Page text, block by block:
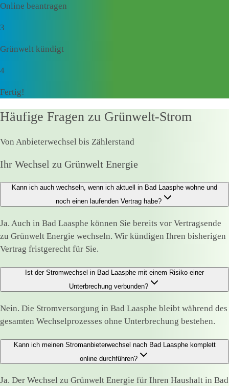
Online beantragen
3
Grünwelt kündigt
4
Fertig!
Häufige Fragen zu Grünwelt-Strom
Von Anbieterwechsel bis Zählerstand
Ihr Wechsel zu Grünwelt Energie
Kann ich auch wechseln, wenn ich aktuell in Bad Laasphe wohne und
noch einen laufenden Vertrag habe?
Ja. Auch in Bad Laasphe können Sie bereits vor Vertragsende
zu Grünwelt Energie wechseln. Wir kündigen Ihren bisherigen
Vertrag fristgerecht für Sie.
Ist der Stromwechsel in Bad Laasphe mit einem Risiko einer
Unterbrechung verbunden?
Nein. Die Stromversorgung in Bad Laasphe bleibt während des
gesamten Wechselprozesses ohne Unterbrechung bestehen.
Kann ich meinen Stromanbieterwechsel nach Bad Laasphe komplett
online durchführen?
Ja. Der Wechsel zu Grünwelt Energie für Ihren Haushalt in Bad